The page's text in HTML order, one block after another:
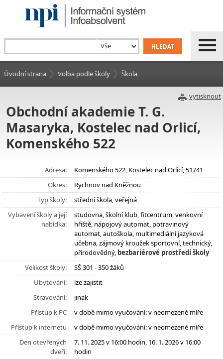
Úvodní strana Volba podle školy Škola
vytisknout
Obchodní akademie T. G.
Masaryka, Kostelec nad Orlicí,
Komenského 522
Adresa:
Komenského 522, Kostelec nad Orlicí, 51741
Okres:
Rychnov nad Kněžnou
Typ školy:
střední škola, veřejná
Vybavení školy a její
nabídka:
studovna, školní klub, fitcentrum, venkovní
hřiště, nápojový automat, potravinový
automat, autoškola, multimediální jazyková
učebna, zájmový kroužek sportovní, technický,
přírodovědný, bezbariérové prostředí školy
Velikost školy:
SŠ 301 - 350 žáků
Ubytování:
lze zajistit
Stravování:
jinak
Přístup k PC
v době mimo vyučování: v neomezené míře
Přístup k internetu
v době mimo vyučování: v neomezené míře
Den otevřených
dveří:
7. 11. 2025 v 16:00 hodin, 16. 1. 2026 v 16:00
hodin